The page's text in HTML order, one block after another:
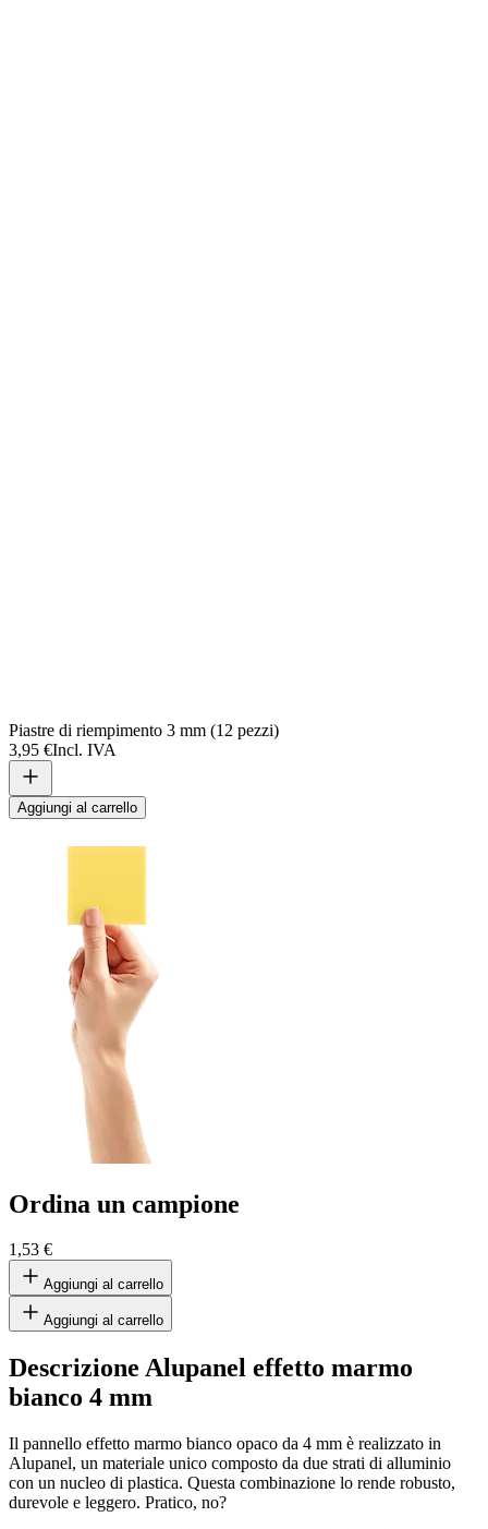
Piastre di riempimento 3 mm (12 pezzi)
3,95 €Incl. IVA
Aggiungi al carrello
Ordina un campione
1,53 €
Aggiungi al carrello
Aggiungi al carrello
Descrizione Alupanel effetto marmo
bianco 4 mm
Il pannello effetto marmo bianco opaco da 4 mm è realizzato in
Alupanel, un materiale unico composto da due strati di alluminio
con un nucleo di plastica. Questa combinazione lo rende robusto,
durevole e leggero. Pratico, no?